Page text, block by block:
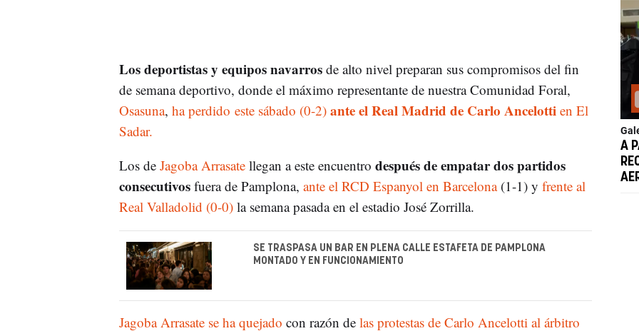
Los deportistas y equipos navarros de alto nivel preparan sus compromisos del fin
de semana deportivo, donde el máximo representante de nuestra Comunidad Foral,
Osasuna, ha perdido este sábado (0-2)ante el Real Madrid de Carlo Ancelotti en El
Sadar.
Los de Jagoba Arrasatellegan a este encuentro después de empatar dos partidos
consecutivos fuera de Pamplona, ante el RCD Espanyol en Barcelona(1-1) y frente al
Real Valladolid (0-0)la semana pasada en el estadio José Zorrilla.
SE TRASPASA UN BAR EN PLENA CALLE ESTAFETA DE PAMPLONA
MONTADO Y EN FUNCIONAMIENTO
Jagoba Arrasate se ha quejado con razón delas protestas de Carlo Ancelotti al árbitro
A